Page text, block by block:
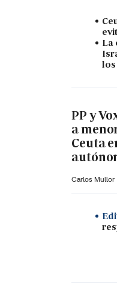
La
los
PP y
a
Ceuta
Carlos Mullor